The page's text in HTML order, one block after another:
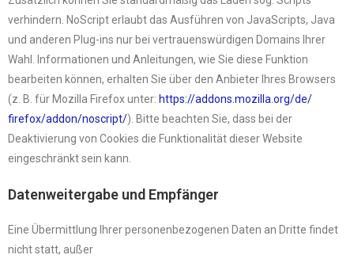
verhindern. NoScript erlaubt das Ausführen von JavaScripts, Java
und anderen Plug-ins nur bei vertrauenswürdigen Domains Ihrer
Wahl. Informationen und Anleitungen, wie Sie diese Funktion
bearbeiten können, erhalten Sie über den Anbieter Ihres Browsers
(z. B. für Mozilla Firefox unter: https://addons.mozilla.org/de/
firefox/addon/noscript/). Bitte beachten Sie, dass bei der
Deaktivierung von Cookies die Funktionalität dieser Website
eingeschränkt sein kann.
Datenweitergabe und Empfänger
Eine Übermittlung Ihrer personenbezogenen Daten an Dritte findet
nicht statt, außer